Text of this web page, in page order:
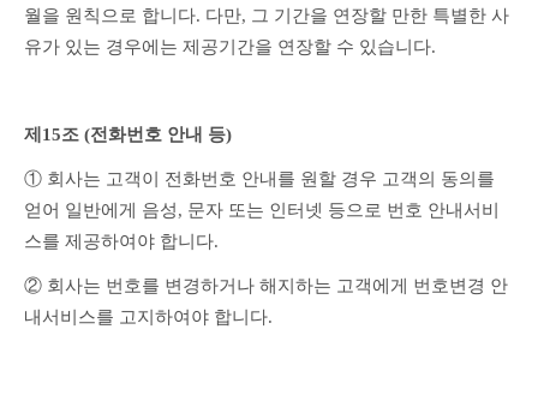
월을 원칙으로 합니다. 다만, 그 기간을 연장할 만한 특별한 사
유가 있는 경우에는 제공기간을 연장할 수 있습니다.
제15조 (전화번호 안내 등)
① 회사는 고객이 전화번호 안내를 원할 경우 고객의 동의를
얻어 일반에게 음성, 문자 또는 인터넷 등으로 번호 안내서비
스를 제공하여야 합니다.
② 회사는 번호를 변경하거나 해지하는 고객에게 번호변경 안
내서비스를 고지하여야 합니다.